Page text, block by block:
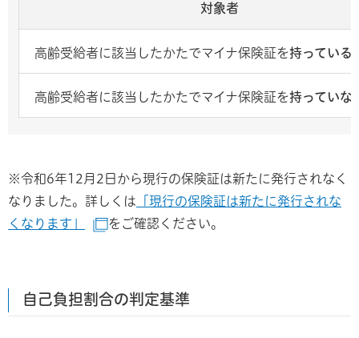
対象者
高齢受給者に該当したかたでマイナ保険証を持っている
高齢受給者に該当したかたでマイナ保険証を持っていな
※令和6年12月2日から現行の保険証は新たに発行されなく
なりました。詳しくは 「現行の保険証は新たに発行されな
くなります」
（別ウインドウで開きます）
をご確認ください。
自己負担割合の判定基準